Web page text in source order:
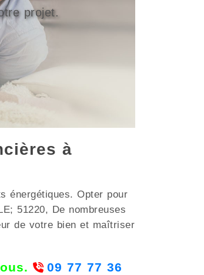
projet.
à
énergétiques. Opter pour
51220, De nombreuses
de votre bien et maîtriser
09 77 77 36